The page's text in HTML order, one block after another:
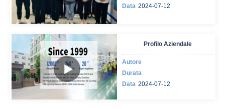
Data 2024-07-12
Profilo Aziendale
Autore
Durata
Data 2024-07-12